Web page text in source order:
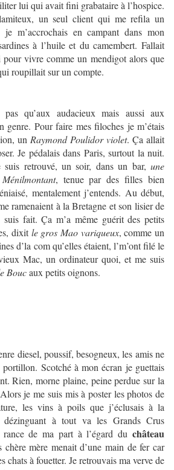
lui qui avait fini grabataire à l’hospice.
un seul client qui me refila un
m’accrochais en campant dans mon
à l’huile et du camembert. Fallait
pour vivre comme un mendigot alors que
roupillait sur un compte.
qu’aux audacieux mais aussi aux
genre. Pour faire mes filoches je m’étais
un Raymond Poulidor violet. Ça allait
Je pédalais dans Paris, surtout la nuit.
retrouvé, un soir, dans un bar, une
, tenue par des filles bien
mentalement j’entends. Au début,
ramenaient à la Bretagne et son lisier de
fait. Ça m’a même guérit des petits
dixitle gros Mao variqueux, comme un
d’la com qu’elles étaient, l’m’ont filé le
Mac, un ordinateur quoi, et me suis
Boucaux petits oignons.
diesel, poussif, besogneux, les amis ne
portillon. Scotché à mon écran je guettais
Rien, morne plaine, peine perdue sur la
je me suis mis à poster les photos de
les vins à poils que j’éclusais à la
dézinguant à tout va les Grands Crus
rance de ma part à l’égard du château
chère mère menait d’une main de fer car
chats à fouetter. Je retrouvais ma verve de